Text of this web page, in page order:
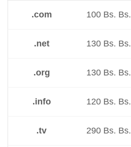
.com 100 Bs. Bs.
.net 130 Bs. Bs.
.org 130 Bs. Bs.
.info 120 Bs. Bs.
.tv 290 Bs. Bs.